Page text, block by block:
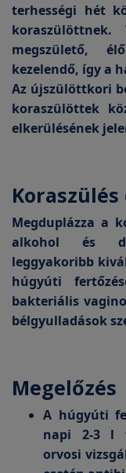
terhességi hét
megszülető,
kezelendő, így a
Az újszülöttkori
koraszülöttek
elkerülésének
Koraszülés
Megduplázza a
alkohol és
leggyakoribb
húgyúti
bakteriális
bélgyulladások
Megelőzés
A húgyúti
napi 2-3 l
orvosi